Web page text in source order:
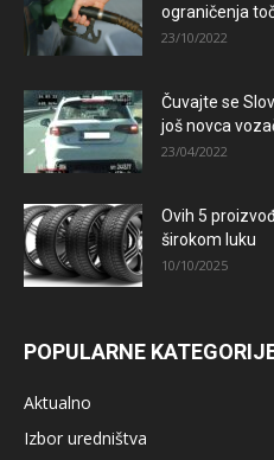
ograničenja
23/10/2022
Čuvajte se
još novca
23/04/2022
Ovih 5
širokom luku
10/10/2025
POPULARNE
Aktualno
Izbor uredništva